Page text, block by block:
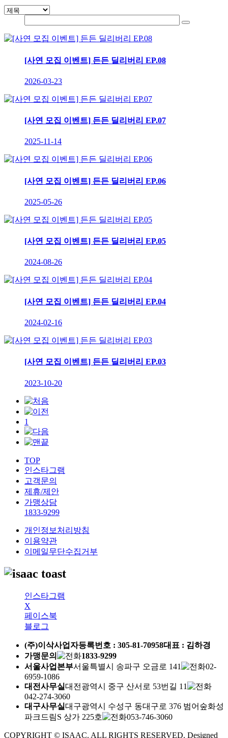
[사연 모집 이벤트] 든든 딜리버리 EP.08
2026-03-23
[사연 모집 이벤트] 든든 딜리버리 EP.07
2025-11-14
[사연 모집 이벤트] 든든 딜리버리 EP.06
2025-05-26
[사연 모집 이벤트] 든든 딜리버리 EP.05
2024-08-26
[사연 모집 이벤트] 든든 딜리버리 EP.04
2024-02-16
[사연 모집 이벤트] 든든 딜리버리 EP.03
2023-10-20
1
TOP
인스타그램
고객문의
제휴/제안
가맹상담
1833-9299
개인정보처리방침
이용약관
이메일무단수집거부
인스타그램
X
페이스북
블로그
(주)이삭사업자등록번호 : 305-81-70958대표 : 김하경
가맹문의
1833-9299
서울사업본부서울특별시 송파구 오금로 141
02-
6959-1086
대전사무실대전광역시 중구 산서로 53번길 11
042-274-3060
대구사무실대구광역시 수성구 동대구로 376 범어숲화성
파크드림S 상가 225호
053-746-3060
COPYRIGHT © ISAAC. ALL RIGHTS RESERVED. Designed